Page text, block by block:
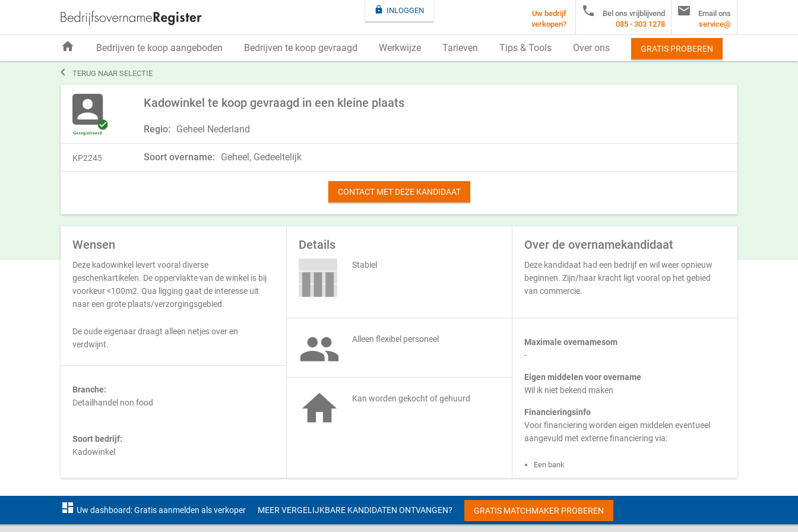
 TERUG NAAR SELECTIE
Kadowinkel te koop gevraagd in een kleine plaats
Regio: Geheel Nederland
KP2245 Soort overname: Geheel, Gedeeltelijk
CONTACT MET DEZE KANDIDAAT
Wensen
Deze kadowinkel levert vooral diverse
geschenkartikelen. De oppervlakte van de winkel is bij
voorkeur <100m2. Qua ligging gaat de interesse uit
naar een grote plaats/verzorgingsgebied.
De oude eigenaar draagt alleen netjes over en
verdwijnt.
Branche:
Detailhandel non food
Soort bedrijf:
Kadowinkel
Details
Stabiel
 Alleen flexibel personeel
 Kan worden gekocht of gehuurd
Over de overnamekandidaat
Deze kandidaat had een bedrijf en wil weer opnieuw
beginnen. Zijn/haar kracht ligt vooral op het gebied
van commercie.
Maximale overnamesom
-
Eigen middelen voor overname
Wil ik niet bekend maken
Financieringsinfo
Voor financiering worden eigen middelen eventueel
aangevuld met externe financiering via:
Een bank
 INLOGGEN
Uw bedrijf
verkopen?

Bel ons vrijblijvend
085 - 303 1278

Email ons
service@
home Bedrijven te koop aangeboden Bedrijven te koop gevraagd Werkwijze Tarieven Tips & Tools Over ons GRATIS PROBEREN
dashboard Uw dashboard: Gratis aanmelden als verkoper MEER VERGELIJKBARE KANDIDATEN ONTVANGEN? GRATIS MATCHMAKER PROBEREN